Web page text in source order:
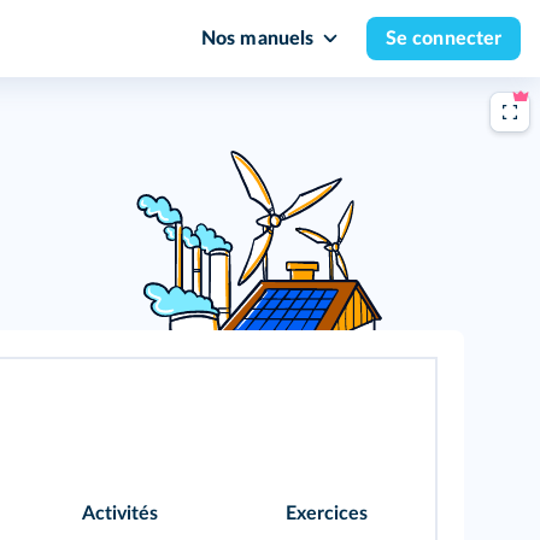
Nos manuels Se connecter
Activités Exercices